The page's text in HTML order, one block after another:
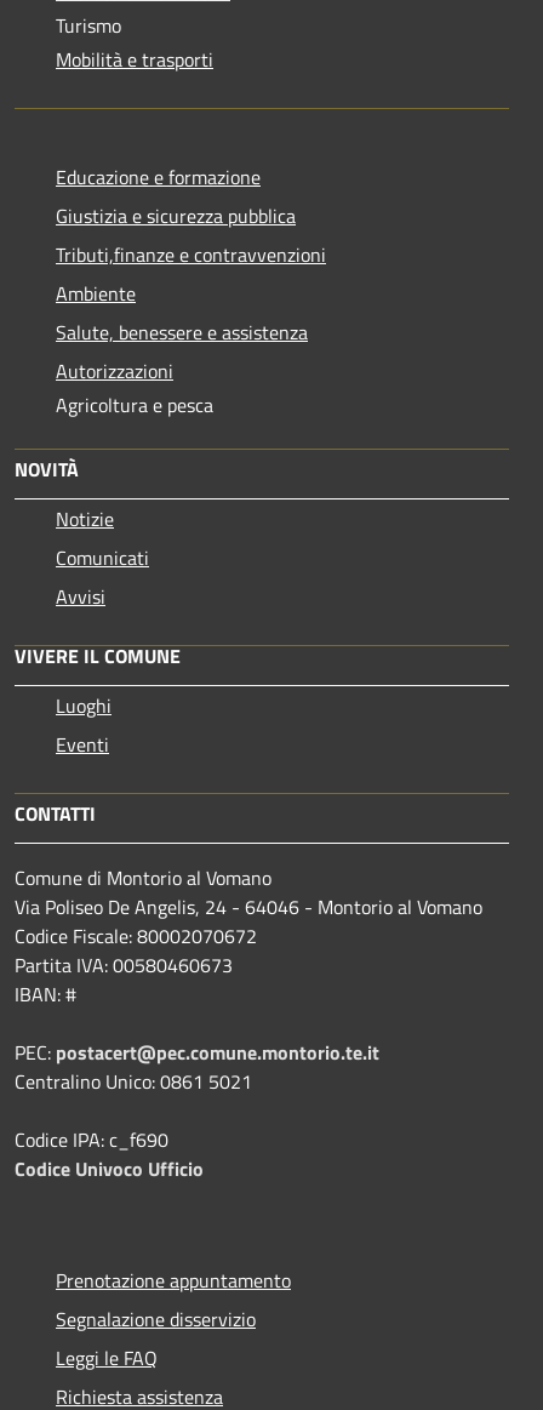
Turismo
Mobilità e trasporti
Educazione e formazione
Giustizia e sicurezza pubblica
Tributi,finanze e contravvenzioni
Ambiente
Salute, benessere e assistenza
Autorizzazioni
Agricoltura e pesca
NOVITÀ
Notizie
Comunicati
Avvisi
VIVERE IL COMUNE
Luoghi
Eventi
CONTATTI
Comune di Montorio al Vomano
Via Poliseo De Angelis, 24 - 64046 - Montorio al Vomano
Codice Fiscale: 80002070672
Partita IVA: 00580460673
IBAN: #
PEC: postacert@pec.comune.montorio.te.it
Centralino Unico: 0861 5021
Codice IPA: c_f690
Codice Univoco Ufficio
Prenotazione appuntamento
Segnalazione disservizio
Leggi le FAQ
Richiesta assistenza